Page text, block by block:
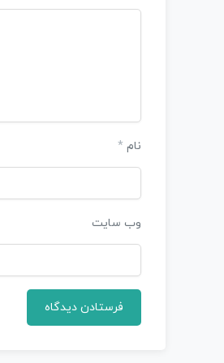
نام *
وب‌ سایت